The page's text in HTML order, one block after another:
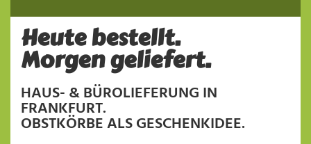
Heute bestellt.
Morgen geliefert.
HAUS- & BÜROLIEFERUNG IN
FRANKFURT.
OBSTKÖRBE ALS GESCHENKIDEE.